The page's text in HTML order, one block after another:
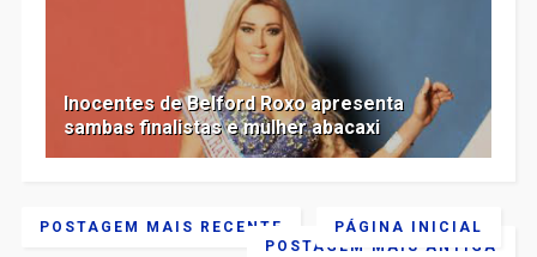
Inocentes de Belford Roxo apresenta
sambas finalistas e mulher abacaxi
POSTAGEM MAIS RECENTE
POSTAGEM MAIS ANTIGA
PÁGINA INICIAL